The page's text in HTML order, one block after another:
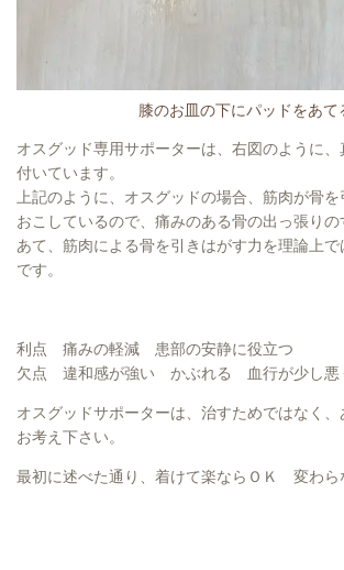
膝のお皿の下にパッドをあて
オスグッド専用サポーターは、右図のように
付いています。
上記のように、オスグッドの場合、筋肉が骨
おこしているので、痛みのある骨の出っ張り
あて、筋肉による骨を引きはがす力を理論上で
です。
利点 痛みの軽減 患部の安静に役立つ
欠点 違和感が強い かぶれる 血行が少し悪
オスグッドサポーターは、治すためではなく、
お考え下さい。
最初に述べた通り、着けて楽ならＯＫ 変わら